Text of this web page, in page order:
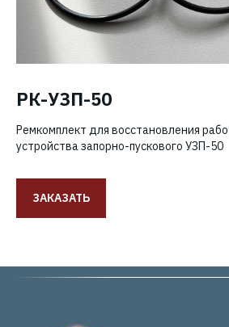
РК-УЗП-50
Ремкомплект для восстановления
устройства запорно-пускового УЗП-50
ЗАКАЗАТЬ